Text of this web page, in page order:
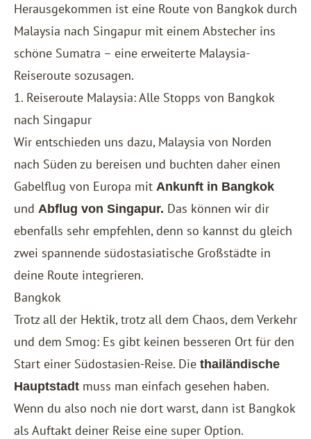
Herausgekommen ist eine Route von Bangkok durch
Malaysia nach Singapur mit einem Abstecher ins
schöne Sumatra – eine erweiterte Malaysia-
Reiseroute sozusagen.
1. Reiseroute Malaysia: Alle Stopps von Bangkok
nach Singapur
Wir entschieden uns dazu, Malaysia von Norden
nach Süden zu bereisen und buchten daher einen
Gabelflug von Europa mit Ankunft in Bangkok
und Abflug von Singapur. Das können wir dir
ebenfalls sehr empfehlen, denn so kannst du gleich
zwei spannende südostasiatische Großstädte in
deine Route integrieren.
Bangkok
Trotz all der Hektik, trotz all dem Chaos, dem Verkehr
und dem Smog: Es gibt keinen besseren Ort für den
Start einer Südostasien-Reise. Die thailändische
Hauptstadt muss man einfach gesehen haben.
Wenn du also noch nie dort warst, dann ist Bangkok
als Auftakt deiner Reise eine super Option.